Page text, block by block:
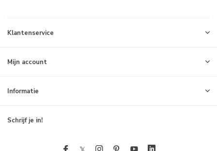
Klantenservice
Mijn account
Informatie
Schrijf je in!